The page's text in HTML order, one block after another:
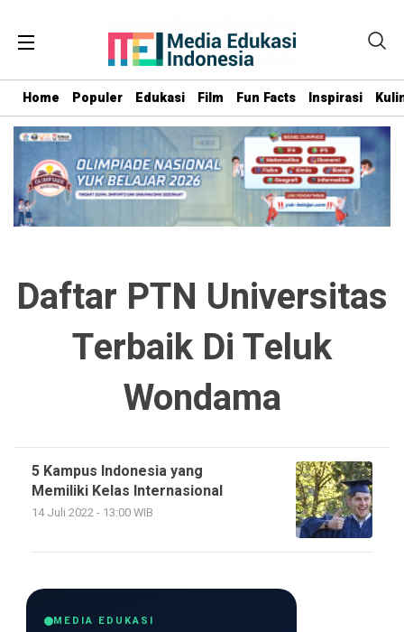
Home Populer Edukasi Film Fun Facts Inspirasi
Daftar PTN Universitas
Terbaik Di Teluk
Wondama
5 Kampus Indonesia yang
Memiliki Kelas Internasional
14 Juli 2022 - 13:00 WIB
MEDIA EDUKASI